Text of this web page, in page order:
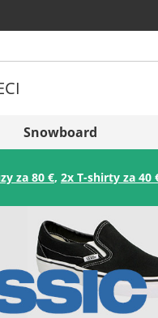
Snowboard
za 80 €, 2x T-shirty za 40